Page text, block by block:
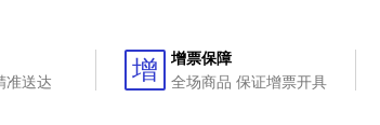
准送达 增
增票保障
全场商品 保证增票开具